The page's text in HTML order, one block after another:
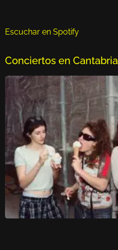
Escuchar en Spotify
Conciertos en Cantabria